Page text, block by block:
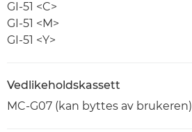
GI-51 <C>
GI-51 <M>
GI-51 <Y>
Vedlikeholdskassett
MC-G07 (kan byttes av brukeren)